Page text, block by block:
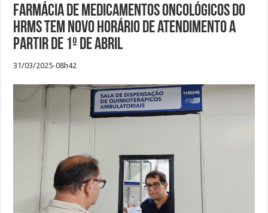
Farmácia de Medicamentos Oncológicos do
HRMS tem novo horário de atendimento a
partir de 1º de abril
31/03/2025-08h42